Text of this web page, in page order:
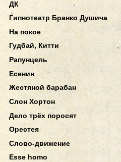
ДК
Гипнотеатр Бранко Душича
На покое
Гудбай, Китти
Рапунцель
Есенин
Жестяной барабан
Слон Хортон
Дело трёх поросят
Орестея
Слово-движение
Esse homo